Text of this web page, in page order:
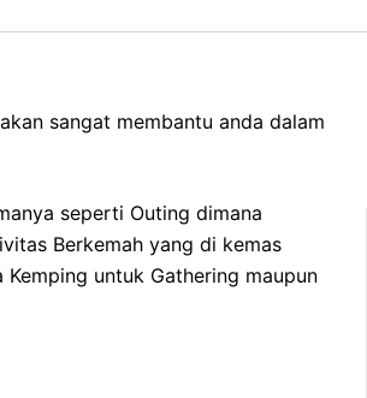
sangat membantu anda dalam
seperti Outing dimana
Berkemah yang di kemas
untuk Gathering maupun